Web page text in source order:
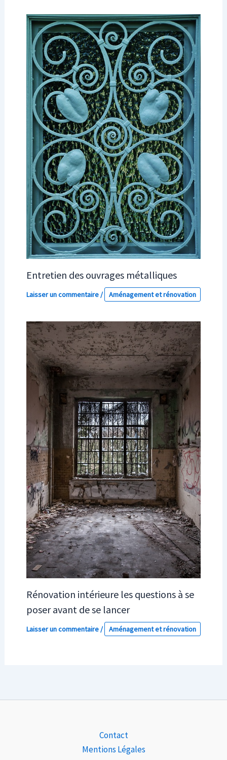
Entretien des ouvrages métalliques
Laisser un commentaire/ Aménagement et rénovation
Rénovation intérieure les questions à se
poser avant de se lancer
Laisser un commentaire/ Aménagement et rénovation
Contact
Mentions Légales